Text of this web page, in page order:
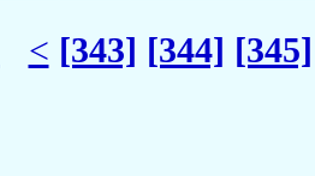
< [343] [344] [345]